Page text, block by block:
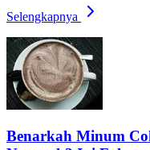
Selengkapnya
Benarkah Minum